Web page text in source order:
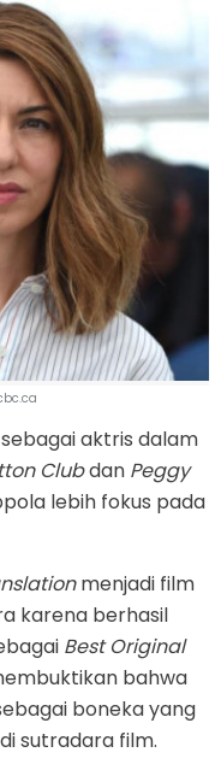
aktris dalam
Clubdan Peggy
lebih fokus pada
menjadi film
karena berhasil
Best Original
bahwa
boneka yang
sutradara film.